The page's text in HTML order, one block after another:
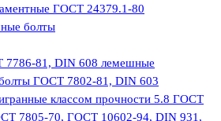
ГОСТ 24379.1-80
болты
81, DIN 608 лемешные
ГОСТ 7802-81, DIN 603
классом прочности 5.8 ГОСТ
7805-70, ГОСТ 10602-94, DIN 931,